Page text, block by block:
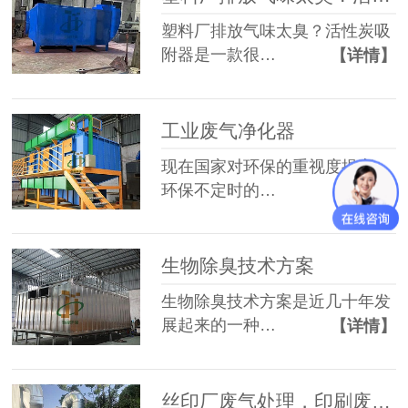
塑料厂排放气味太臭？活性炭吸
附器是一款很…
【详情】
工业废气净化器
现在国家对环保的重视度提高，
环保不定时的…
【详情】
生物除臭技术方案
生物除臭技术方案是近几十年发
展起来的一种…
【详情】
丝印厂废气处理，印刷废气处理